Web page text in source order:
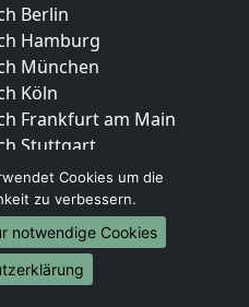
Berlin
Hamburg
München
Köln
Frankfurt am Main
Stuttgart
Düsseldorf
Leipzig
Dortmund
Essen
Bremen
Cookies um die
zu verbessern.
notwendige Cookies